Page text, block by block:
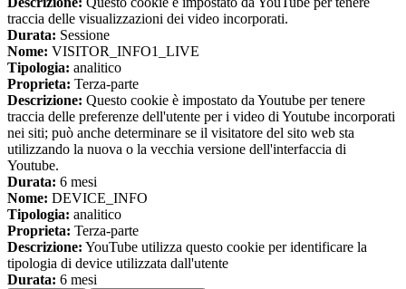
traccia delle visualizzazioni dei video incorporati.
Durata: Sessione
Nome: VISITOR_INFO1_LIVE
Tipologia: analitico
Proprieta: Terza-parte
Descrizione: Questo cookie è impostato da Youtube per tenere
traccia delle preferenze dell'utente per i video di Youtube incorporati
nei siti; può anche determinare se il visitatore del sito web sta
utilizzando la nuova o la vecchia versione dell'interfaccia di
Youtube.
Durata: 6 mesi
Nome: DEVICE_INFO
Tipologia: analitico
Proprieta: Terza-parte
Descrizione: YouTube utilizza questo cookie per identificare la
tipologia di device utilizzata dall'utente
Durata: 6 mesi